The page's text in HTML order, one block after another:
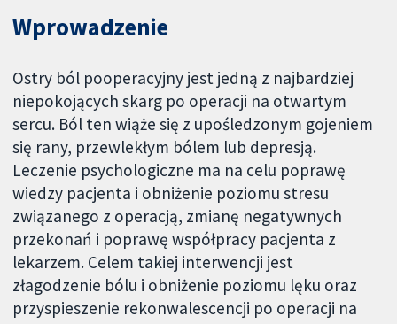
Wprowadzenie
Ostry ból pooperacyjny jest jedną z najbardziej
niepokojących skarg po operacji na otwartym
sercu. Ból ten wiąże się z upośledzonym gojeniem
się rany, przewlekłym bólem lub depresją.
Leczenie psychologiczne ma na celu poprawę
wiedzy pacjenta i obniżenie poziomu stresu
związanego z operacją, zmianę negatywnych
przekonań i poprawę współpracy pacjenta z
lekarzem. Celem takiej interwencji jest
złagodzenie bólu i obniżenie poziomu lęku oraz
przyspieszenie rekonwalescencji po operacji na